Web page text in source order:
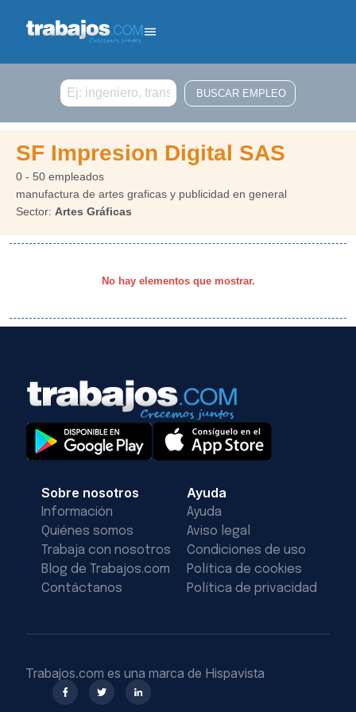
Buscar
SF Impresion Digital SAS
0 - 50 empleados
manufactura de artes graficas y publicidad en general
Sector: Artes Gráficas
No hay elementos que mostrar.
Sobre nosotros
Información
Quiénes somos
Trabaja con nosotros
Blog de Trabajos.com
Contáctanos
Ayuda
Ayuda
Aviso legal
Condiciones de uso
Política de cookies
Política de privacidad
Trabajos.com es una marca de Hispavista